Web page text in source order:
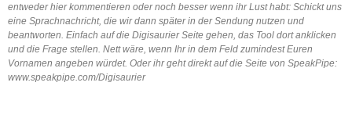
entweder hier kommentieren oder noch besser wenn ihr Lust habt: Schickt uns
eine Sprachnachricht, die wir dann später in der Sendung nutzen und
beantworten. Einfach auf die Digisaurier Seite gehen, das Tool dort anklicken
und die Frage stellen. Nett wäre, wenn Ihr in dem Feld zumindest Euren
Vornamen angeben würdet. Oder ihr geht direkt auf die Seite von SpeakPipe:
www.speakpipe.com/Digisaurier